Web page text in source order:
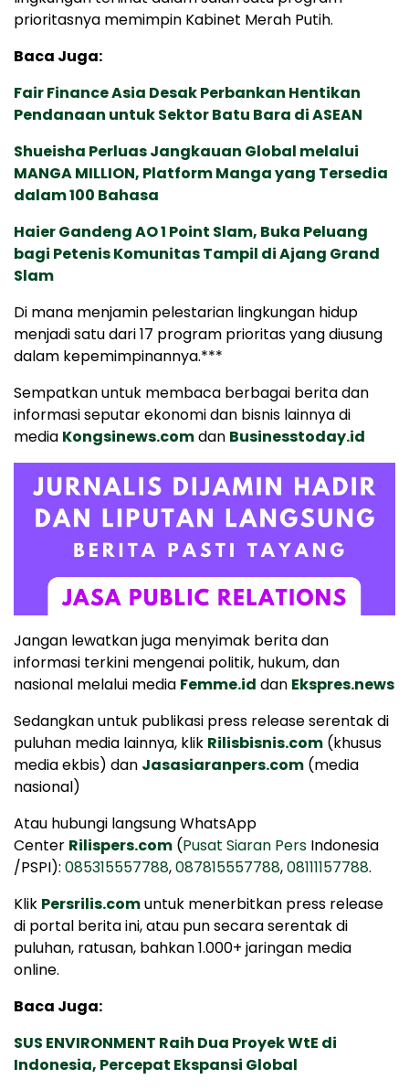
prioritasnya memimpin Kabinet Merah Putih.
Baca Juga:
Fair Finance Asia Desak Perbankan Hentikan
Pendanaan untuk Sektor Batu Bara di ASEAN
Shueisha Perluas Jangkauan Global melalui
MANGA MILLION, Platform Manga yang Tersedia
dalam 100 Bahasa
Haier Gandeng AO 1 Point Slam, Buka Peluang
bagi Petenis Komunitas Tampil di Ajang Grand
Slam
Di mana menjamin pelestarian lingkungan hidup
menjadi satu dari 17 program prioritas yang diusung
dalam kepemimpinannya.***
Sempatkan untuk membaca berbagai berita dan
informasi seputar ekonomi dan bisnis lainnya di
media Kongsinews.comdan Businesstoday.id
Jangan lewatkan juga menyimak berita dan
informasi terkini mengenai politik, hukum, dan
nasional melalui media Femme.id dan Ekspres.news
Sedangkan untuk publikasi press release serentak di
puluhan media lainnya, klik Rilisbisnis.com (khusus
media ekbis) dan Jasasiaranpers.com (media
nasional)
Atau hubungi langsung WhatsApp
Center Rilispers.com (Pusat Siaran Pers Indonesia
/PSPI): 085315557788,087815557788,08111157788.
Klik Persrilis.comuntuk menerbitkan press release
di portal berita ini, atau pun secara serentak di
puluhan, ratusan, bahkan 1.000+ jaringan media
online.
Baca Juga:
SUS ENVIRONMENT Raih Dua Proyek WtE di
Indonesia, Percepat Ekspansi Global